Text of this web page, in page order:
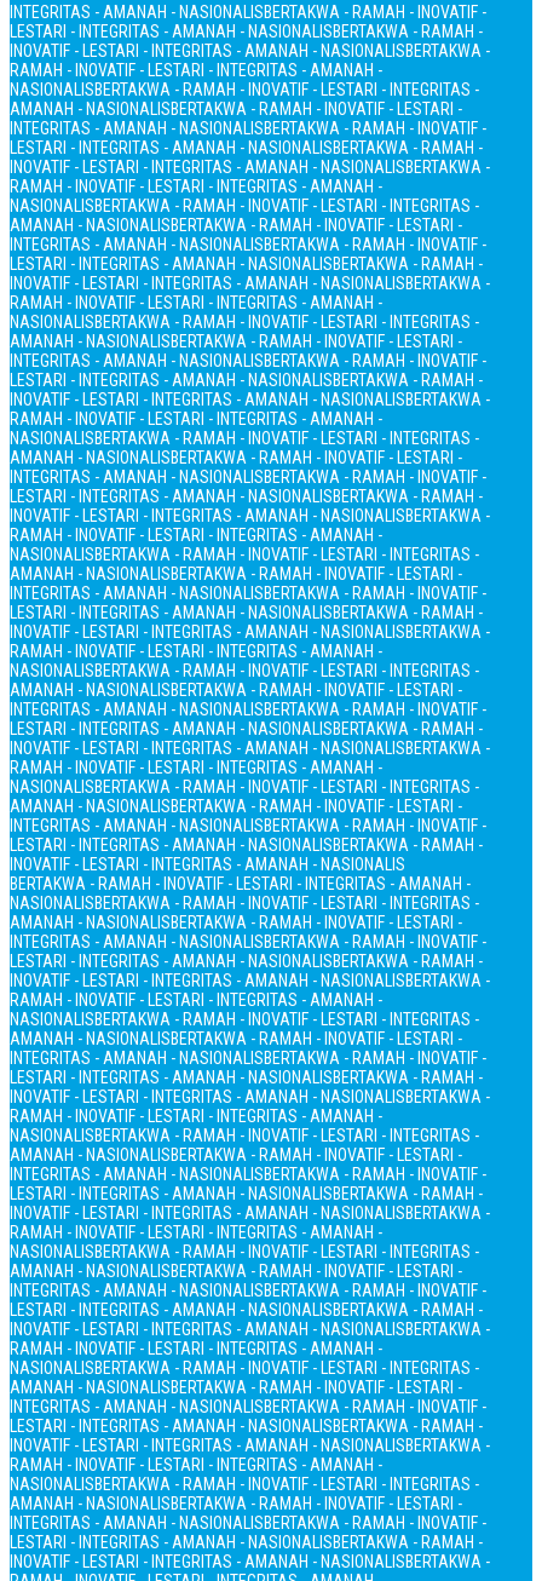
INTEGRITAS - AMANAH - NASIONALISBERTAKWA - RAMAH - INOVATIF -
LESTARI - INTEGRITAS - AMANAH - NASIONALISBERTAKWA - RAMAH -
INOVATIF - LESTARI - INTEGRITAS - AMANAH - NASIONALISBERTAKWA -
RAMAH - INOVATIF - LESTARI - INTEGRITAS - AMANAH -
NASIONALISBERTAKWA - RAMAH - INOVATIF - LESTARI - INTEGRITAS -
AMANAH - NASIONALISBERTAKWA - RAMAH - INOVATIF - LESTARI -
INTEGRITAS - AMANAH - NASIONALISBERTAKWA - RAMAH - INOVATIF -
LESTARI - INTEGRITAS - AMANAH - NASIONALISBERTAKWA - RAMAH -
INOVATIF - LESTARI - INTEGRITAS - AMANAH - NASIONALISBERTAKWA -
RAMAH - INOVATIF - LESTARI - INTEGRITAS - AMANAH -
NASIONALISBERTAKWA - RAMAH - INOVATIF - LESTARI - INTEGRITAS -
AMANAH - NASIONALISBERTAKWA - RAMAH - INOVATIF - LESTARI -
INTEGRITAS - AMANAH - NASIONALISBERTAKWA - RAMAH - INOVATIF -
LESTARI - INTEGRITAS - AMANAH - NASIONALISBERTAKWA - RAMAH -
INOVATIF - LESTARI - INTEGRITAS - AMANAH - NASIONALISBERTAKWA -
RAMAH - INOVATIF - LESTARI - INTEGRITAS - AMANAH -
NASIONALISBERTAKWA - RAMAH - INOVATIF - LESTARI - INTEGRITAS -
AMANAH - NASIONALISBERTAKWA - RAMAH - INOVATIF - LESTARI -
INTEGRITAS - AMANAH - NASIONALISBERTAKWA - RAMAH - INOVATIF -
LESTARI - INTEGRITAS - AMANAH - NASIONALISBERTAKWA - RAMAH -
INOVATIF - LESTARI - INTEGRITAS - AMANAH - NASIONALISBERTAKWA -
RAMAH - INOVATIF - LESTARI - INTEGRITAS - AMANAH -
NASIONALISBERTAKWA - RAMAH - INOVATIF - LESTARI - INTEGRITAS -
AMANAH - NASIONALISBERTAKWA - RAMAH - INOVATIF - LESTARI -
INTEGRITAS - AMANAH - NASIONALISBERTAKWA - RAMAH - INOVATIF -
LESTARI - INTEGRITAS - AMANAH - NASIONALISBERTAKWA - RAMAH -
INOVATIF - LESTARI - INTEGRITAS - AMANAH - NASIONALISBERTAKWA -
RAMAH - INOVATIF - LESTARI - INTEGRITAS - AMANAH -
NASIONALISBERTAKWA - RAMAH - INOVATIF - LESTARI - INTEGRITAS -
AMANAH - NASIONALISBERTAKWA - RAMAH - INOVATIF - LESTARI -
INTEGRITAS - AMANAH - NASIONALISBERTAKWA - RAMAH - INOVATIF -
LESTARI - INTEGRITAS - AMANAH - NASIONALISBERTAKWA - RAMAH -
INOVATIF - LESTARI - INTEGRITAS - AMANAH - NASIONALISBERTAKWA -
RAMAH - INOVATIF - LESTARI - INTEGRITAS - AMANAH -
NASIONALISBERTAKWA - RAMAH - INOVATIF - LESTARI - INTEGRITAS -
AMANAH - NASIONALISBERTAKWA - RAMAH - INOVATIF - LESTARI -
INTEGRITAS - AMANAH - NASIONALISBERTAKWA - RAMAH - INOVATIF -
LESTARI - INTEGRITAS - AMANAH - NASIONALISBERTAKWA - RAMAH -
INOVATIF - LESTARI - INTEGRITAS - AMANAH - NASIONALISBERTAKWA -
RAMAH - INOVATIF - LESTARI - INTEGRITAS - AMANAH -
NASIONALISBERTAKWA - RAMAH - INOVATIF - LESTARI - INTEGRITAS -
AMANAH - NASIONALISBERTAKWA - RAMAH - INOVATIF - LESTARI -
INTEGRITAS - AMANAH - NASIONALISBERTAKWA - RAMAH - INOVATIF -
LESTARI - INTEGRITAS - AMANAH - NASIONALISBERTAKWA - RAMAH -
INOVATIF - LESTARI - INTEGRITAS - AMANAH - NASIONALIS
BERTAKWA - RAMAH - INOVATIF - LESTARI - INTEGRITAS - AMANAH -
NASIONALISBERTAKWA - RAMAH - INOVATIF - LESTARI - INTEGRITAS -
AMANAH - NASIONALISBERTAKWA - RAMAH - INOVATIF - LESTARI -
INTEGRITAS - AMANAH - NASIONALISBERTAKWA - RAMAH - INOVATIF -
LESTARI - INTEGRITAS - AMANAH - NASIONALISBERTAKWA - RAMAH -
INOVATIF - LESTARI - INTEGRITAS - AMANAH - NASIONALISBERTAKWA -
RAMAH - INOVATIF - LESTARI - INTEGRITAS - AMANAH -
NASIONALISBERTAKWA - RAMAH - INOVATIF - LESTARI - INTEGRITAS -
AMANAH - NASIONALISBERTAKWA - RAMAH - INOVATIF - LESTARI -
INTEGRITAS - AMANAH - NASIONALISBERTAKWA - RAMAH - INOVATIF -
LESTARI - INTEGRITAS - AMANAH - NASIONALISBERTAKWA - RAMAH -
INOVATIF - LESTARI - INTEGRITAS - AMANAH - NASIONALISBERTAKWA -
RAMAH - INOVATIF - LESTARI - INTEGRITAS - AMANAH -
NASIONALISBERTAKWA - RAMAH - INOVATIF - LESTARI - INTEGRITAS -
AMANAH - NASIONALISBERTAKWA - RAMAH - INOVATIF - LESTARI -
INTEGRITAS - AMANAH - NASIONALISBERTAKWA - RAMAH - INOVATIF -
LESTARI - INTEGRITAS - AMANAH - NASIONALISBERTAKWA - RAMAH -
INOVATIF - LESTARI - INTEGRITAS - AMANAH - NASIONALISBERTAKWA -
RAMAH - INOVATIF - LESTARI - INTEGRITAS - AMANAH -
NASIONALISBERTAKWA - RAMAH - INOVATIF - LESTARI - INTEGRITAS -
AMANAH - NASIONALISBERTAKWA - RAMAH - INOVATIF - LESTARI -
INTEGRITAS - AMANAH - NASIONALISBERTAKWA - RAMAH - INOVATIF -
LESTARI - INTEGRITAS - AMANAH - NASIONALISBERTAKWA - RAMAH -
INOVATIF - LESTARI - INTEGRITAS - AMANAH - NASIONALISBERTAKWA -
RAMAH - INOVATIF - LESTARI - INTEGRITAS - AMANAH -
NASIONALISBERTAKWA - RAMAH - INOVATIF - LESTARI - INTEGRITAS -
AMANAH - NASIONALISBERTAKWA - RAMAH - INOVATIF - LESTARI -
INTEGRITAS - AMANAH - NASIONALISBERTAKWA - RAMAH - INOVATIF -
LESTARI - INTEGRITAS - AMANAH - NASIONALISBERTAKWA - RAMAH -
INOVATIF - LESTARI - INTEGRITAS - AMANAH - NASIONALISBERTAKWA -
RAMAH - INOVATIF - LESTARI - INTEGRITAS - AMANAH -
NASIONALISBERTAKWA - RAMAH - INOVATIF - LESTARI - INTEGRITAS -
AMANAH - NASIONALISBERTAKWA - RAMAH - INOVATIF - LESTARI -
INTEGRITAS - AMANAH - NASIONALISBERTAKWA - RAMAH - INOVATIF -
LESTARI - INTEGRITAS - AMANAH - NASIONALISBERTAKWA - RAMAH -
INOVATIF - LESTARI - INTEGRITAS - AMANAH - NASIONALISBERTAKWA -